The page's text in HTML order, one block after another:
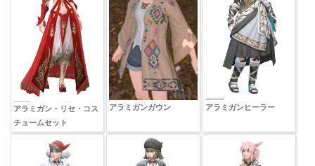
アラミガン・リセ・コス
チュームセット
アラミガンガウン アラミガンヒーラー